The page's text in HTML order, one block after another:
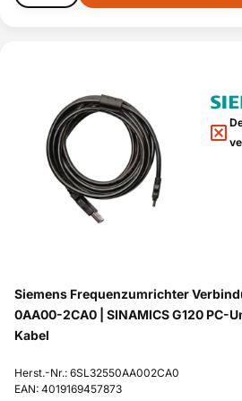
Siemens Frequenzumrichter
0AA00-2CA0 | SINAMICS G120 PC-
Kabel
Herst.-Nr.: 6SL32550AA002CA0
EAN: 4019169457873